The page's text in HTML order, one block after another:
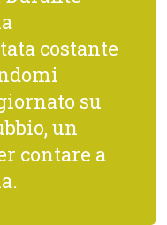
costante
su
un
contare a